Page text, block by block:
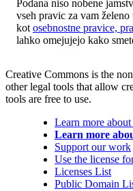
Podana niso nobene
vseh pravic za vam
kot osebnostne pravice,
lahko omejujejo kako
Creative Commons is the
other legal tools that allow
tools are free to use.
Learn more
Learn more
Support our work
Use the license
Licenses List
Public Domain